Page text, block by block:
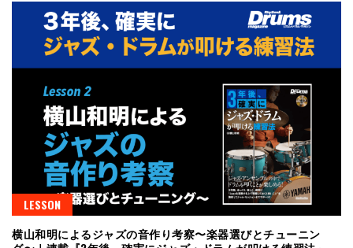
LESSON
横山和明によるジャズの音作り考察〜楽器選びとチューニン